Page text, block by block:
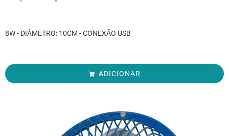
8W - DIÂMETRO: 10CM - CONEXÃO USB
ADICIONAR